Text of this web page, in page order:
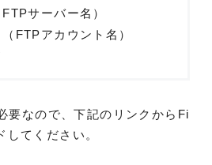
サーバー名）
FTPアカウント名）
要なので、下記のリンクからFi
てください。